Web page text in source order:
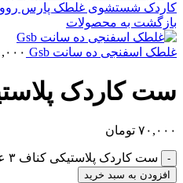
کاردک شستشوی غلطک پارس
بازگشت به محصولات
غلطک اسفنجی ده سانت Gsb
ست کاردک
۷۰,۰۰۰ تومان
ست کاردک پلاستیکی کناف ۳ عددی عدد
افزودن به سبد خرید